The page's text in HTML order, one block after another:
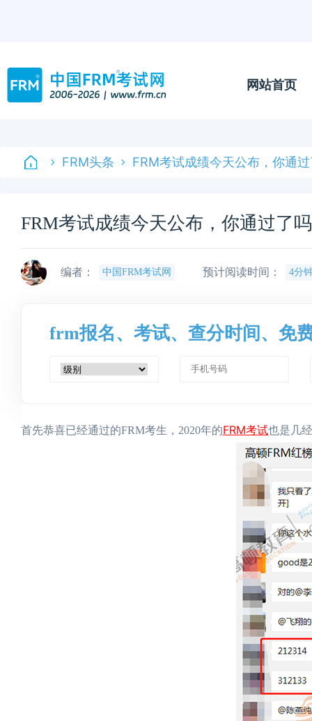
网站首页
FRM头条 FRM考试成绩今天公布，你通
FRM考试成绩今天公布，你通过了
编者： 中国FRM考试网 预计阅读时间： 4分
frm报名、考试、查分时间、免
首先恭喜已经通过的FRM考生，2020年的FRM考试也是几